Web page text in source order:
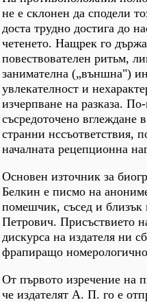
не е склонен да сподели
доста трудно достига до
четенето. Нащрек го
повествователен ритьм,
занимателна („външна")
увлекателност и
изчерпване на разказа.
съсредоточено вглеждане
странни нссъответствия,
началната рецепционна
Основен източник за
Белкин е писмо на
помешчик, съсед и близък
Петрович. Присъствието
дискурса на издателя ни
фрапиращо
От първото изречение на
че издателят А. П. го е